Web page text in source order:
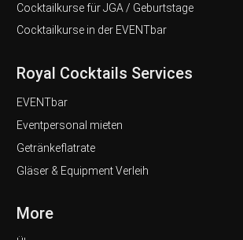
Cocktailkurse für JGA / Geburtstage
Cocktailkurse in der EVENTbar
Royal Cocktails Services
EVENTbar
Eventpersonal mieten
Getränkeflatrate
Gläser & Equipment Verleih
More